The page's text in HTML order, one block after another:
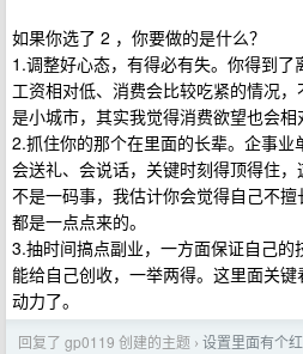
如果你选了 2 ，你要做的是什么？
1.调整好心态，有得必有失。你得到
工资相对低、消费会比较吃紧的情况
是小城市，其实我觉得消费欲望也会相
2.抓住你的那个在里面的长辈。企事
会送礼、会说话，关键时刻得顶得住
不是一码事，我估计你会觉得自己不擅
都是一点点来的。
3.抽时间搞点副业，一方面保证自己
能给自己创收，一举两得。这里面关
动力了。
回复了 gp0119 创建的主题 › 设置里面有个